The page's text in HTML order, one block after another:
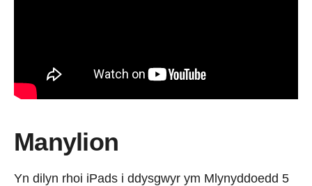
Manylion
Yn dilyn rhoi iPads i ddysgwyr ym Mlynyddoedd 5